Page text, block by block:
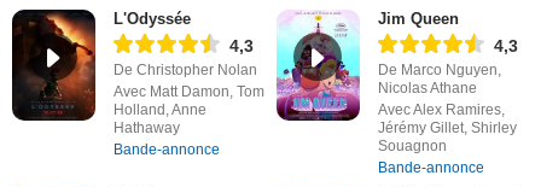
L'Odyssée
4,3
De Christopher Nolan
Avec Matt Damon, Tom
Holland, Anne
Hathaway
Bande-annonce
Jim Queen
4,3
De Marco Nguyen,
Nicolas Athane
Avec Alex Ramires,
Jérémy Gillet, Shirley
Souagnon
Bande-annonce